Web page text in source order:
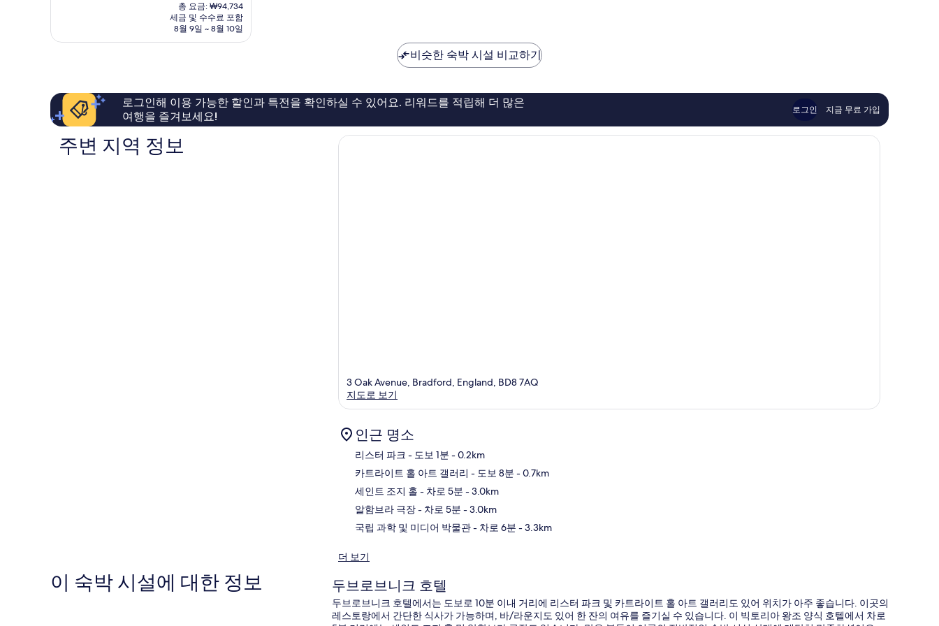
럴
좋
용
기
개
요
금
₩78,945
총 요금: ₩94,734
세금 및 수수료 포함
8월 9일 ~ 8월 10일
비슷한 숙박 시설 비교하기
로그인해 이용 가능한 할인과 특전을 확인하실 수 있어요. 리워드를 적립해 더 많은
여행을 즐겨보세요!
로그인 지금 무료 가입
주변 지역 정보
3 Oak Avenue, Bradford, England, BD8 7AQ
지도로 보기
인근 명소
리스터 파크 - 도보 1분 - 0.2km
카트라이트 홀 아트 갤러리 - 도보 8분 - 0.7km
세인트 조지 홀 - 차로 5분 - 3.0km
알함브라 극장- 차로 5분 - 3.0km
국립 과학 및 미디어 박물관- 차로 6분 - 3.3km
더 보기
이 숙박 시설에 대한 정보 두브로브니크 호텔
두브로브니크 호텔에서는 도보로 10분 이내 거리에 리스터 파크 및 카트라이트 홀 아트 갤러리도 있어 위치가 아주 좋습니다. 이곳의
레스토랑에서 간단한 식사가 가능하며, 바/라운지도 있어 한 잔의 여유를 즐기실 수 있습니다. 이 빅토리아 왕조 양식 호텔에서 차로